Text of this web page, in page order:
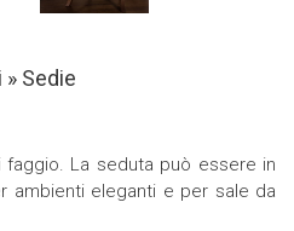
» Sedie
faggio. La seduta può essere in
ambienti eleganti e per sale da